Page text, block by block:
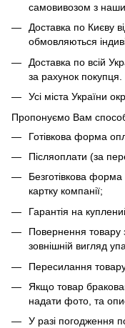
самовивозом з
Доставка по Києву
обмовляються
Доставка по всій
за рахунок покупця.
Усі міста України
Пропонуємо Вам
Готівкова форма
Післяоплати (за
Безготівкова
картку компанії;
Гарантія на
Повернення товару
зовнішній вигляд
Пересилання
Якщо товар
надати фото, та
У разі погодження